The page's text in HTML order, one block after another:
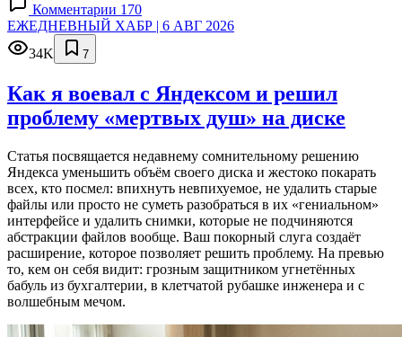
Комментарии 170
ЕЖЕДНЕВНЫЙ ХАБР | 6 АВГ 2026
34K
7
Как я воевал с Яндексом и решил
проблему «мертвых душ» на диске
Статья посвящается недавнему сомнительному решению
Яндекса уменьшить объём своего диска и жестоко покарать
всех, кто посмел: впихнуть невпихуемое, не удалить старые
файлы или просто не суметь разобраться в их «гениальном»
интерфейсе и удалить снимки, которые не подчиняются
абстракции файлов вообще. Ваш покорный слуга создаёт
расширение, которое позволяет решить проблему. На превью
то, кем он себя видит: грозным защитником угнетённых
бабуль из бухгалтерии, в клетчатой рубашке инженера и с
волшебным мечом.